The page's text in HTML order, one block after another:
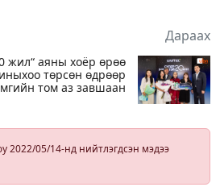
Дараах
жил“ аяны хоёр өрөө
төрсөн өдрөөр
том аз завшаан
2022/05/14-нд нийтлэгдсэн мэдээ